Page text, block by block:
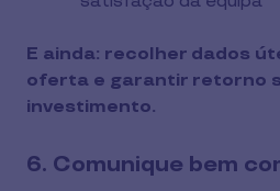
E ainda: recolher dados
oferta e garantir retorno
investimento.
6. Comunique bem